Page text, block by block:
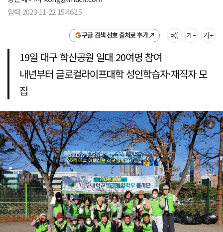
입력 2023-11-22 15:46:15
구글 검색 선호 출처로 추가
19일 대구 학산공원 일대 20여명 참여
내년부터 글로컬라이프대학 성인학습자·재직자 모
집